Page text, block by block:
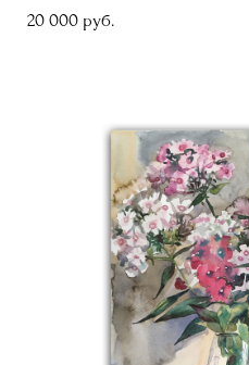
20 000 pуб.